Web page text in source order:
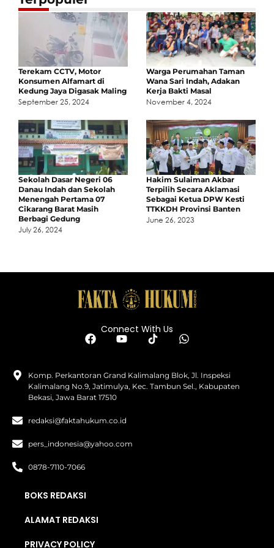
Terekam CCTV, Motor
Konsumen Alfamart di
Kedung Jaya Digasak Maling
September 25, 2024
Warga Perumahan Taman
Wana Sari Indah, Adakan
Kerja Bakti Masal
November 4, 2024
Sekolah Dasar Negeri 06
Danau Indah dan Sekolah
Menengah Pertama 07
Cikarang Barat Masih
Berbagi Gedung
July 26, 2024
Hakim Sulaiman Akbar
Terpilih Secara Aklamasi
Sebagai Ketua DPW Kesti
TTKKDH Provinsi Banten
June 26, 2023
Connect With Us
Komp. Perkantoran Grand Kalimalang Blok, Jl. Inspeksi
Kalimalang No.9, Jatimulya, Kec. Tambun Sel., Kabupaten
Bekasi, Jawa Barat 17510
redaksi@faktahukum.co.id
pers_indonesia@yahoo.com
0878-7110-7066
BOKS REDAKSI
ALAMAT REDAKSI
PRIVACY POLICY